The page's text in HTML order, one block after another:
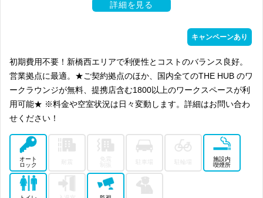
詳細を見る
キャンペーンあり
初期費用不要！新橋西エリアで利便性とコストのバランス良好。
営業拠点に最適。★ご契約拠点のほか、国内全てのTHE HUB のワ
ークラウンジが無料、提携店含む1800以上のワークスペースが利
用可能★ ※料金や空室状況は日々変動します。詳細はお問い合わ
せください！
オート
ロック
施設内
喫煙所